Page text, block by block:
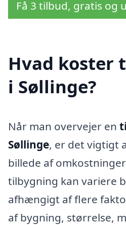
Få 3 tilbud, gratis og
Hvad koster
i Søllinge?
Når man overvejer en
Søllinge, er det vigtigt
billede af
tilbygning kan variere
afhængigt af flere
af bygning, størrelse,